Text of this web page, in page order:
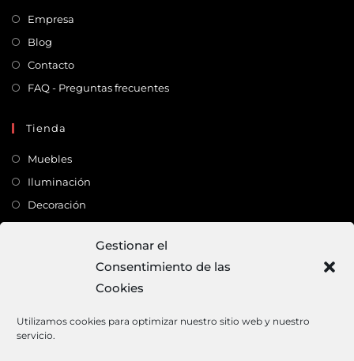
Gestionar el
Consentimiento de las
Cookies
Utilizamos cookies para optimizar nuestro sitio web y nuestro
servicio.
Empresa
Blog
Contacto
FAQ - Preguntas frecuentes
Tienda
Muebles
Iluminación
Decoración
Tlf: 682 363 503
Email: mundodeco@mundodeco.com